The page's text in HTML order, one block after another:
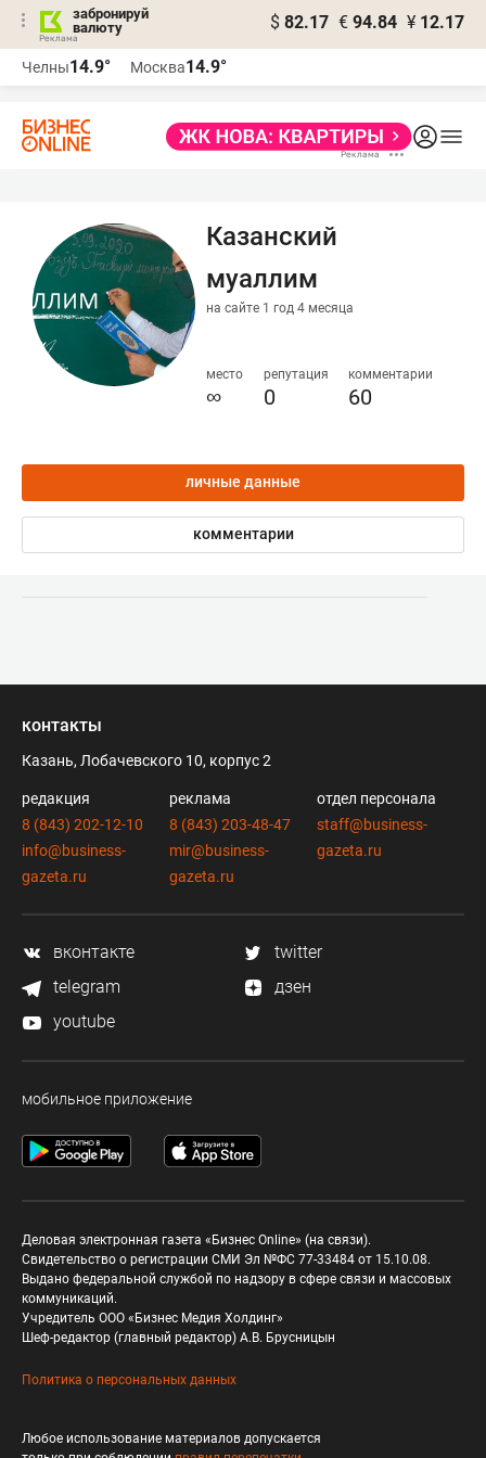
забронируй
валюту
$ 82.17 € 94.84 ¥ 12.17
Челны14.9° Москва14.9°
Казанский
муаллим
на сайте 1 год 4 месяца
место
∞
репутация
0
комментарии
60
личные данные
комментарии
контакты
Казань, Лобачевского 10, корпус 2
редакция
8 (843) 202-12-10
info@business-
gazeta.ru
реклама
8 (843) 203-48-47
mir@business-
gazeta.ru
отдел персонала
staff@business-
gazeta.ru
вконтакте
twitter
telegram
дзен
youtube
мобильное приложение
Деловая электронная газета «Бизнес Online» (на связи).
Свидетельство о регистрации СМИ Эл №ФС 77-33484 от 15.10.08.
Выдано федеральной службой по надзору в сфере связи и массовых
коммуникаций.
Учредитель ООО «Бизнес Медия Холдинг»
Шеф-редактор (главный редактор) А.В. Брусницын
Политика о персональных данных
Любое использование материалов допускается